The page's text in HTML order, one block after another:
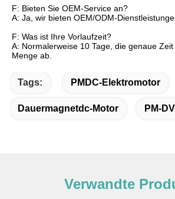
F: Bieten Sie OEM-Service an?
A: Ja, wir bieten OEM/ODM-
F: Was ist Ihre Vorlaufzeit?
A: Normalerweise 10 Tage, die genaue
Menge ab.
Tags: PMDC-Elektromotor
Dauermagnetdc-Motor PM-
Verwandte